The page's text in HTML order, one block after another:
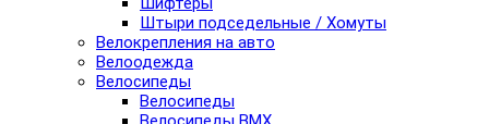
Штыри подседельные / Хомуты
Велокрепления на авто
Велоодежда
Велосипеды
Велосипеды